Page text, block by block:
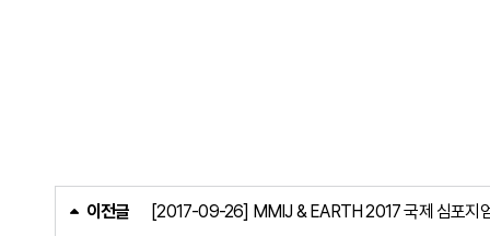
이전글 [2017-09-26] MMIJ & EARTH 2017 국제 심포지